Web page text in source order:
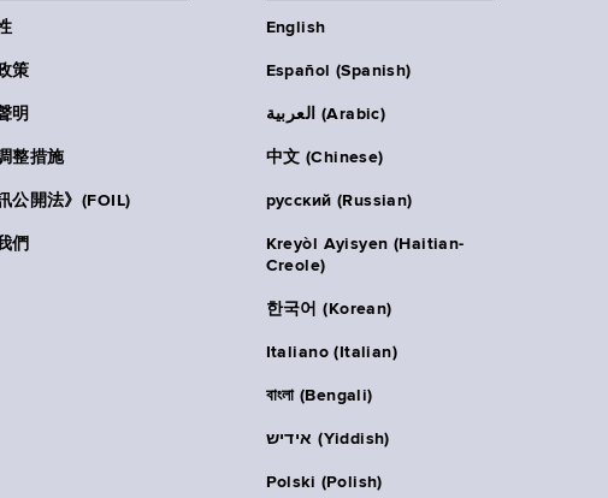
策
明
整措施
公開法》(FOIL)
們
English
Español (Spanish)
العربية (Arabic)
中文 (Chinese)
русский (Russian)
Kreyòl Ayisyen (Haitian-
Creole)
한국어 (Korean)
Italiano (Italian)
বাংলা (Bengali)
אידיש (Yiddish)
Polski (Polish)